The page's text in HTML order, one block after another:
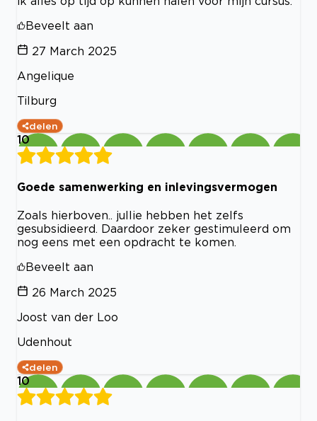
Beveelt aan
27 March 2025
Angelique
Tilburg
delen
10
Goede samenwerking en inlevingsvermogen
Zoals hierboven.. jullie hebben het zelfs
gesubsidieerd. Daardoor zeker gestimuleerd om
nog eens met een opdracht te komen.
Beveelt aan
26 March 2025
Joost van der Loo
Udenhout
delen
10